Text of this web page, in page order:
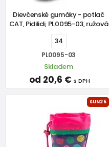
Dievčenské gumáky - potlač
CAT, Pidilidi, PL0095-03, ružová
34
PL0095-03
Skladem
od 20,6 € s DPH
SUN25